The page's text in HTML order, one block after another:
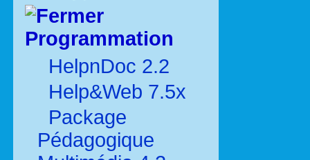
Programmation
HelpnDoc 2.2
Help&Web 7.5x
Package
Pédagogique